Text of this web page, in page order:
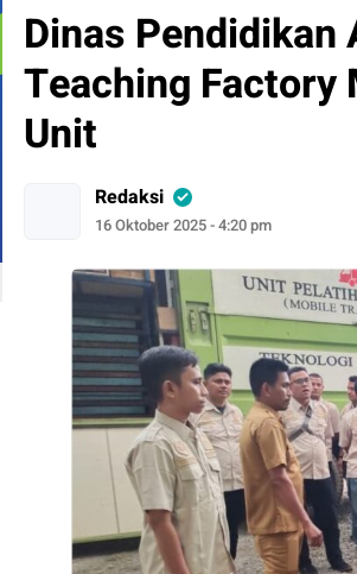
Dinas Pendidikan
Teaching
Unit
Redaksi
16 Oktober 2025 - 4:20 pm